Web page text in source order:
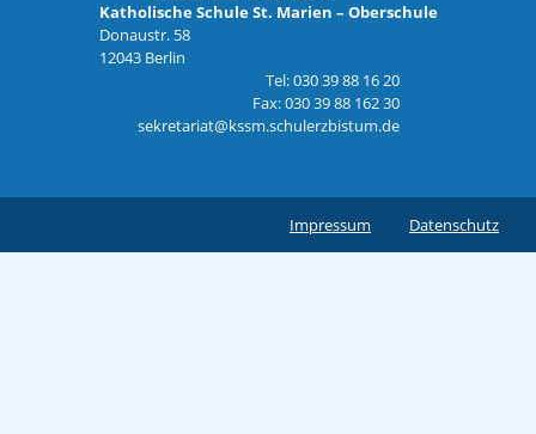
Katholische Schule St. Marien – Oberschule
Donaustr. 58
12043 Berlin
Tel: 030 39 88 16 20
Fax: 030 39 88 162 30
sekretariat@kssm.schulerzbistum.de
Impressum Datenschutz